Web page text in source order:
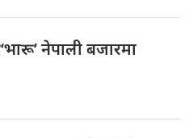
‘भारू’ नेपाली बजारमा